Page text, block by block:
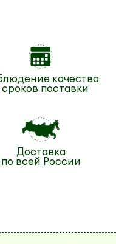
качества
сроков поставки
Доставка
по всей России